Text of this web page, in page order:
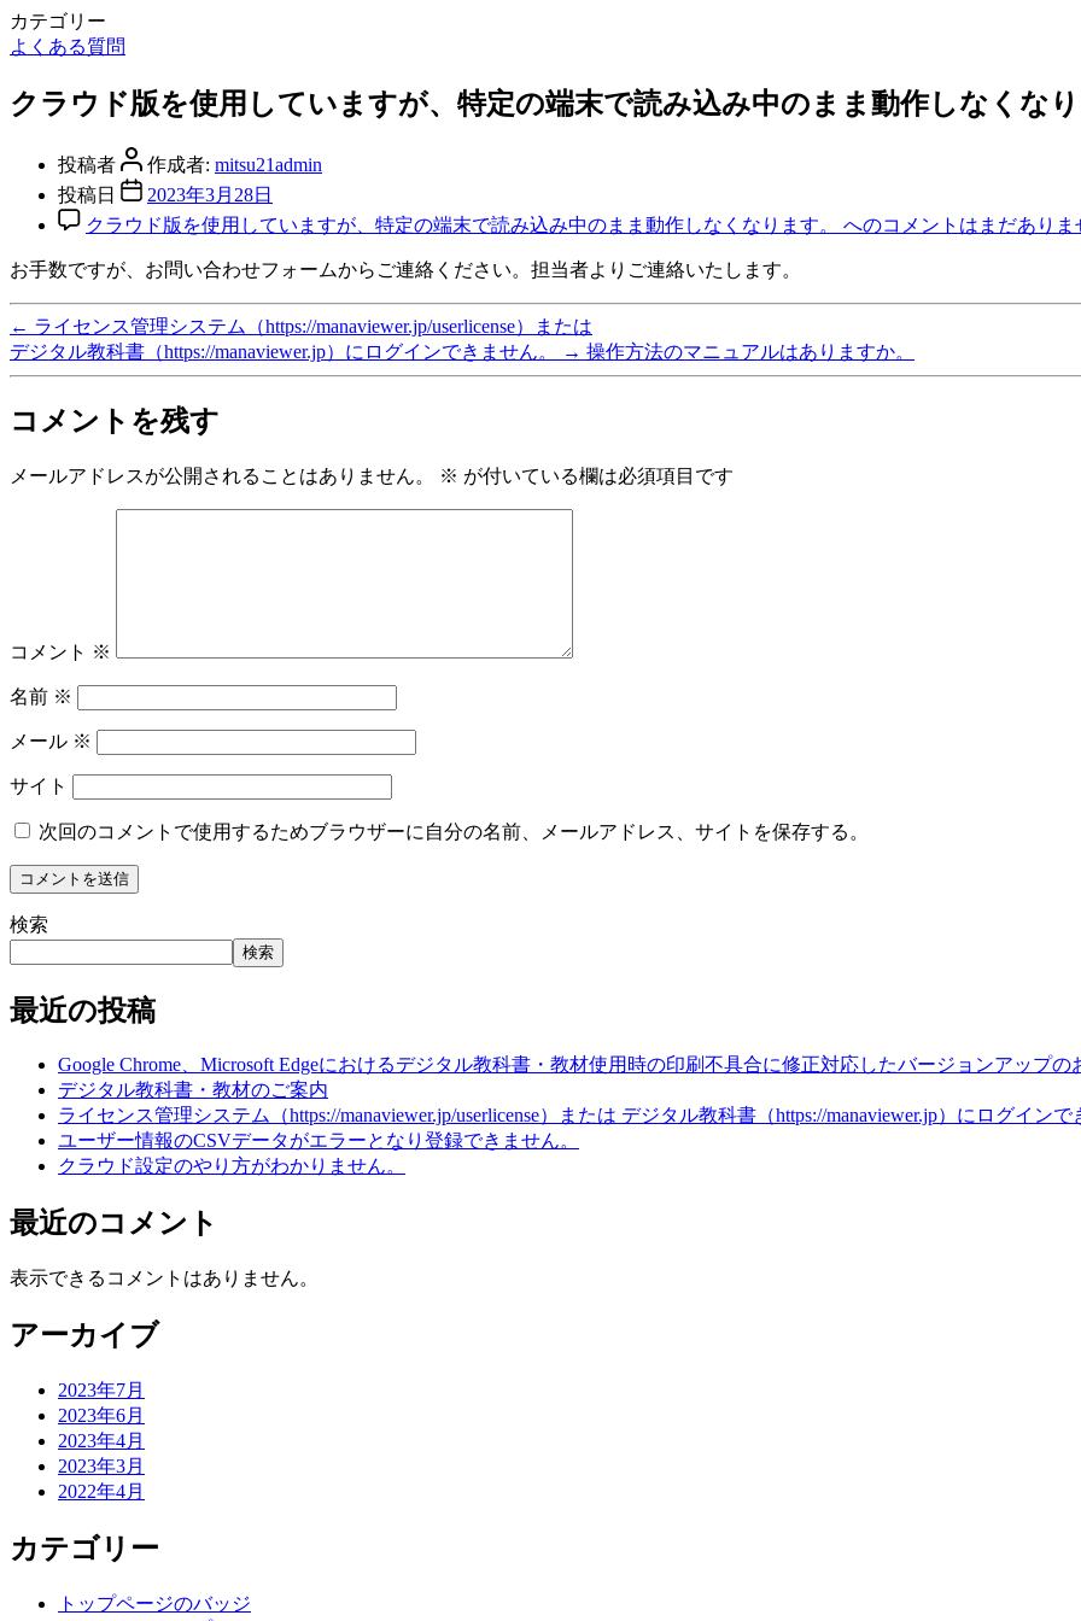
カテゴリー
よくある質問
クラウド版を使用していますが、特定の端末で読み込み中のまま動作しなくなり
投稿者 作成者: mitsu21admin
投稿日
2023年3月28日
クラウド版を使用していますが、特定の端末で読み込み中のまま動作しなくなります。 へのコメントはまだありま
お手数ですが、お問い合わせフォームからご連絡ください。担当者よりご連絡いたします。
← ライセンス管理システム（https://manaviewer.jp/userlicense）または
デジタル教科書（https://manaviewer.jp）にログインできません。
→ 操作方法のマニュアルはありますか。
コメントを残す
メールアドレスが公開されることはありません。 ※ が付いている欄は必須項目です
コメント ※
名前 ※
メール ※
サイト
次回のコメントで使用するためブラウザーに自分の名前、メールアドレス、サイトを保存する。
検索
検索
最近の投稿
Google Chrome、Microsoft Edgeにおけるデジタル教科書・教材使用時の印刷不具合に修正対応したバージョンアップの
デジタル教科書・教材のご案内
ライセンス管理システム（https://manaviewer.jp/userlicense）または デジタル教科書（https://manaviewer.jp）にログインで
ユーザー情報のCSVデータがエラーとなり登録できません。
クラウド設定のやり方がわかりません。
最近のコメント
表示できるコメントはありません。
アーカイブ
2023年7月
2023年6月
2023年4月
2023年3月
2022年4月
カテゴリー
トップページのバッジ